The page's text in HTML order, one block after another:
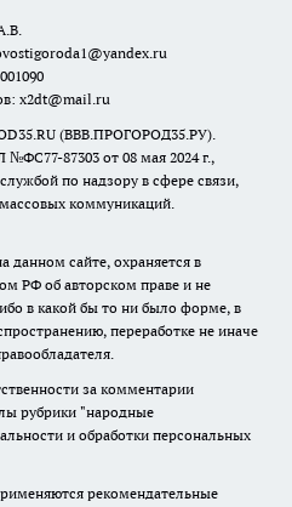
x2dt@mail.ru
(ВВВ.ПРОГОРОД35.РУ).
87303 от 08 мая 2024 г.,
по надзору в сфере связи,
коммуникаций.
данном сайте, охраняется в
РФ об авторском праве и не
в какой бы то ни было форме, в
переработке не иначе
за комментарии
рубрики "народные
и обработки персональных
рекомендательные